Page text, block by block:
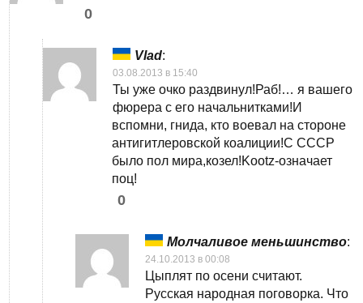
0
Vlad:
03.08.2013 в 15:40
Ты уже очко раздвинул!Раб!… я вашего
фюрера с его начальнитками!И
вспомни, гнида, кто воевал на стороне
антигитлеровской коалиции!С СССР
было пол мира,козел!Kootz-означает
поц!
0
Молчаливое меньшинство:
24.10.2013 в 00:08
Цыплят по осени считают.
Русская народная поговорка. Что